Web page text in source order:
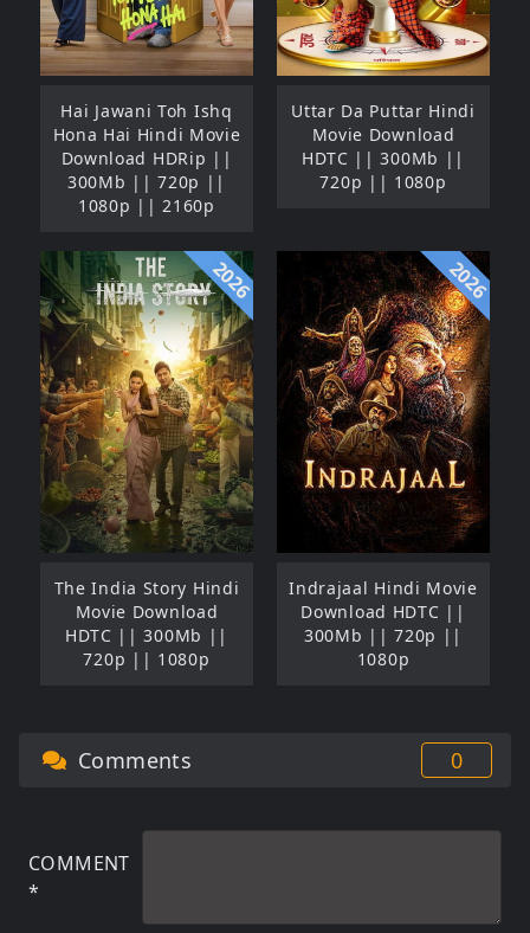
Hai Jawani Toh Ishq
Hona Hai Hindi Movie
Download HDRip ||
300Mb || 720p ||
1080p || 2160p
Uttar Da Puttar Hindi
Movie Download
HDTC || 300Mb ||
720p || 1080p
2026
The India Story Hindi
Movie Download
HDTC || 300Mb ||
720p || 1080p
2026
Indrajaal Hindi Movie
Download HDTC ||
300Mb || 720p ||
1080p
Comments 0
COMMENT
*